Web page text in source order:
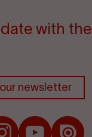
with the
newsletter
YoutubeIssuu